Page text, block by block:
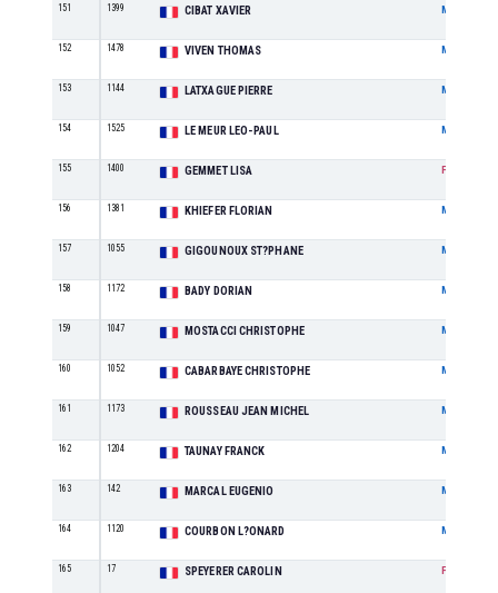
151 1399 CIBAT XAVIER M
152 1478 VIVEN THOMAS M
153 1144 LATXAGUE PIERRE M
154 1525 LE MEUR LEO-PAUL M
155 1400 GEMMET LISA F
156 1381 KHIEFER FLORIAN M
157 1055 GIGOUNOUX ST?PHANE M
158 1172 BADY DORIAN M
159 1047 MOSTACCI CHRISTOPHE M
160 1052 CABARBAYE CHRISTOPHE M
161 1173 ROUSSEAU JEAN MICHEL M
162 1204 TAUNAY FRANCK M
163 142 MARCAL EUGENIO M
164 1120 COURBON L?ONARD M
165 17 SPEYERER CAROLIN F